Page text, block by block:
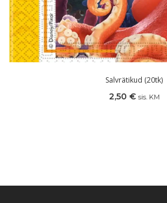
Salvrätikud (20tk)
2,50 € sis. KM